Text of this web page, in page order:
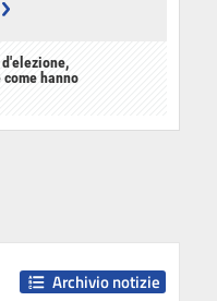
hanno
Archivio notizie